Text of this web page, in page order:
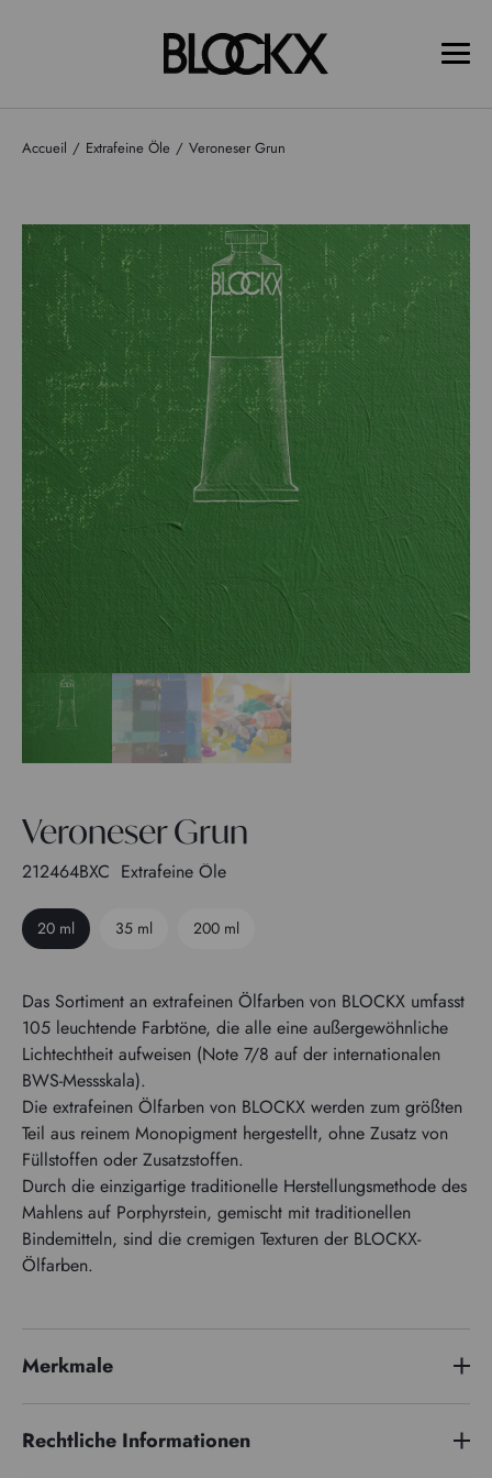
Accueil Extrafeine Öle Veroneser Grun
Veroneser Grun
212464BXC Extrafeine Öle
20 ml 35 ml 200 ml
Das Sortiment an extrafeinen Ölfarben von BLOCKX umfasst
105 leuchtende Farbtöne, die alle eine außergewöhnliche
Lichtechtheit aufweisen (Note 7/8 auf der internationalen
BWS-Messskala).
Die extrafeinen Ölfarben von BLOCKX werden zum größten
Teil aus reinem Monopigment hergestellt, ohne Zusatz von
Füllstoffen oder Zusatzstoffen.
Durch die einzigartige traditionelle Herstellungsmethode des
Mahlens auf Porphyrstein, gemischt mit traditionellen
Bindemitteln, sind die cremigen Texturen der BLOCKX-
Ölfarben.
Merkmale
Preisserie
Rechtliche Informationen